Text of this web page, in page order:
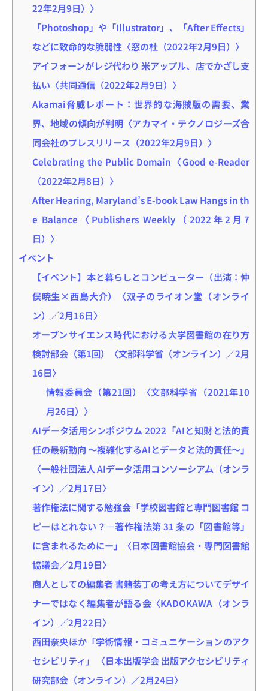
22年2月9日）〉
「Photoshop」や「Illustrator」、「After Effects」
などに致命的な脆弱性〈窓の杜（2022年2月9日）〉
アイフォーンがレジ代わり 米アップル、店でかざし支
払い〈共同通信（2022年2月9日）〉
Akamai脅威レポート：世界的な海賊版の需要、業
界、地域の傾向が判明〈アカマイ・テクノロジーズ合
同会社のプレスリリース（2022年2月9日）〉
Celebrating the Public Domain〈Good e-Reader
（2022年2月8日）〉
After Hearing, Maryland’s E-book Law Hangs in th
e Balance〈Publishers Weekly（2022年2月7
日）〉
イベント
【イベント】本と暮らしとコンピューター（出演：仲
俣暁生×西島大介）〈双子のライオン堂（オンライ
ン）／2月16日〉
オープンサイエンス時代における大学図書館の在り方
検討部会（第1回）〈文部科学省（オンライン）／2月
16日〉
情報委員会（第21回）〈文部科学省（2021年10
月26日）〉
AIデータ活用シンポジウム 2022「AIと知財と法的責
任の最新動向 ～複雑化するAIとデータと法的責任～」
〈一般社団法人 AIデータ活用コンソーシアム（オンラ
イン）／2月17日〉
著作権法に関する勉強会「学校図書館と専門図書館 コ
ピーはとれない？―著作権法第 31 条の「図書館等」
に含まれるためにー」〈日本図書館協会・専門図書館
協議会／2月19日〉
商人としての編集者 書籍装丁の考え方についてデザイ
ナーではなく編集者が語る会〈KADOKAWA（オンラ
イン）／2月22日〉
西田奈央ほか「学術情報・コミュニケーションのアク
セシビリティ」 〈日本出版学会 出版アクセシビリティ
研究部会（オンライン）／2月24日〉